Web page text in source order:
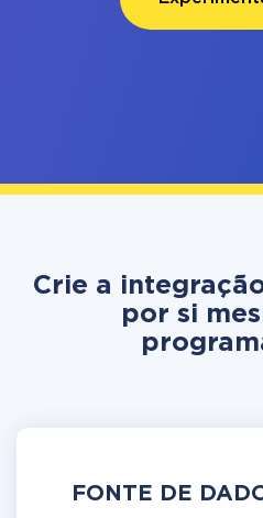
Crie a
por si
FONTE DE